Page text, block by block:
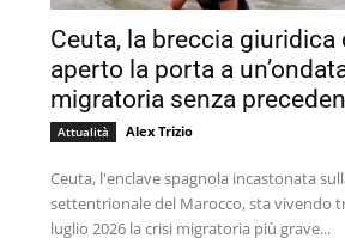
Ceuta, la breccia giuridica
aperto la porta a
migratoria senza
Attualità Alex Trizio
Ceuta, l'enclave spagnola incastonata
settentrionale del Marocco, sta vivendo
luglio 2026 la crisi migratoria più grave...